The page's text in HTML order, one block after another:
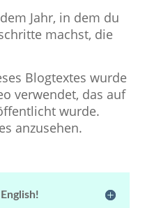
Jahr, in dem du
machst, die
Blogtextes wurde
verwendet, das auf
wurde.
anzusehen.